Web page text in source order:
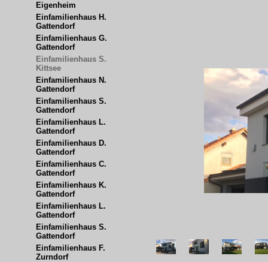
Eigenheim
Einfamilienhaus H.
Gattendorf
Einfamilienhaus G.
Gattendorf
Einfamilienhaus S.
Kittsee
Einfamilienhaus N.
Gattendorf
Einfamilienhaus S.
Gattendorf
Einfamilienhaus L.
Gattendorf
Einfamilienhaus D.
Gattendorf
Einfamilienhaus C.
Gattendorf
Einfamilienhaus K.
Gattendorf
Einfamilienhaus L.
Gattendorf
Einfamilienhaus S.
Gattendorf
Einfamilienhaus F.
Zurndorf